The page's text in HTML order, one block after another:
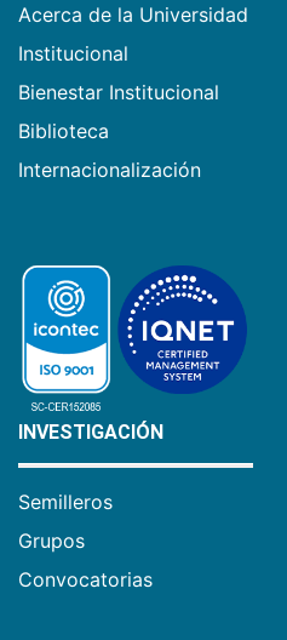
Acerca de la Universidad
Institucional
Bienestar Institucional
Biblioteca
Internacionalización
INVESTIGACIÓN
Semilleros
Grupos
Convocatorias